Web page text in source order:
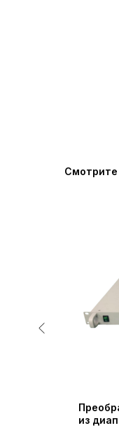
из